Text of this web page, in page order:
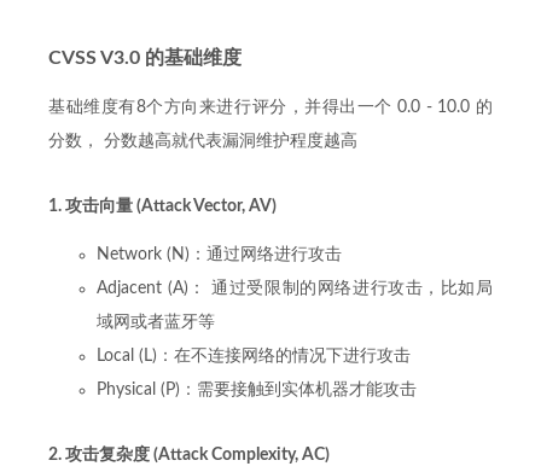
CVSS V3.0 的基础维度
基础维度有8个方向来进行评分，并得出一个 0.0 - 10.0 的
分数， 分数越高就代表漏洞维护程度越高
1. 攻击向量 (Attack Vector, AV)
Network (N)：通过网络进行攻击
Adjacent (A)： 通过受限制的网络进行攻击，比如局
域网或者蓝牙等
Local (L)：在不连接网络的情况下进行攻击
Physical (P)：需要接触到实体机器才能攻击
2. 攻击复杂度 (Attack Complexity, AC)